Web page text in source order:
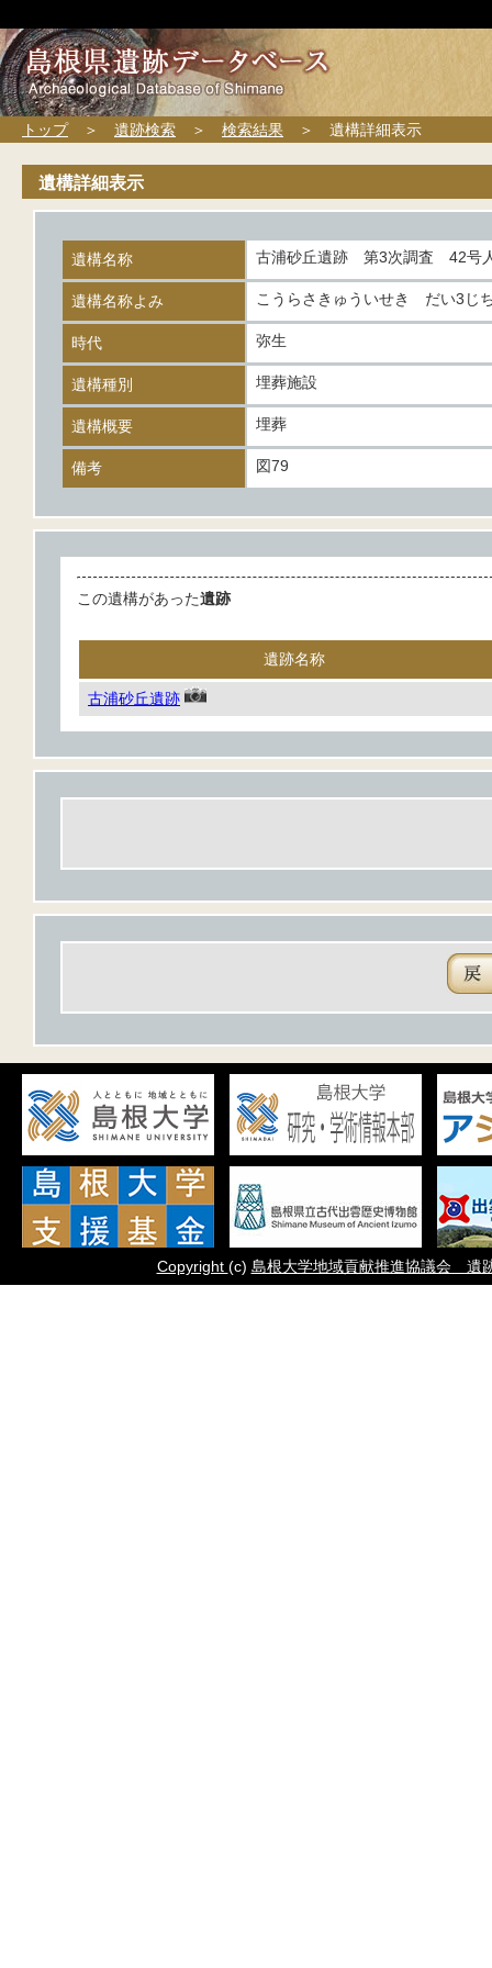
トップ＞ 遺跡検索 ＞ 検索結果 ＞ 遺構詳細表示
遺構詳細表示
遺構名称 古浦砂丘遺跡 第3次調査 42号
遺構名称よみ こうらさきゅういせき だい3じ
時代 弥生
遺構種別 埋葬施設
遺構概要 埋葬
備考 図79
この遺構があった遺跡
遺跡名称
古浦砂丘遺跡
Copyright (c) 島根大学地域貢献推進協議会 遺